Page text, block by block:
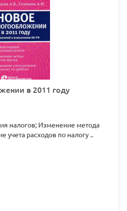
в 2011 году
налогов; Изменение метода
учета расходов по налогу ..